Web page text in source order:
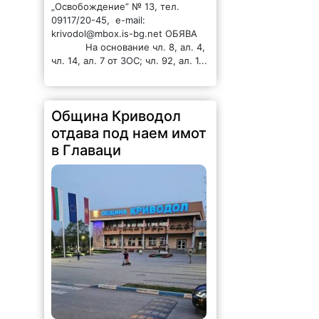
„Освобождение” № 13, тел.
09117/20-45, e-mail:
krivodol@mbox.is-bg.net ОБЯВА
На основание чл. 8, ал. 4,
чл. 14, ал. 7 от ЗОС; чл. 92, ал. 1...
Община Криводол
отдава под наем имот
в Главаци